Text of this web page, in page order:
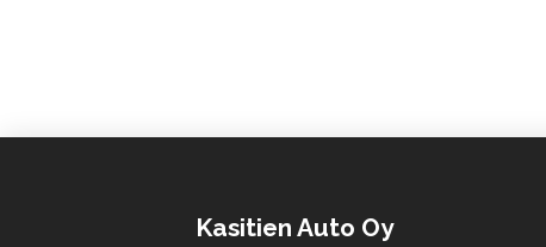
Kasitien Auto Oy